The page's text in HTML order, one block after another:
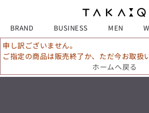
BRAND BUSINESS MEN
申し訳ございません。
ご指定の商品は販売終了か、ただ今お取扱
ホームへ戻る